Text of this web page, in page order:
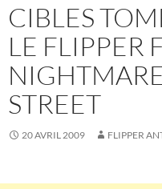
CIBLES
LE FLIPPER
STREET
20 AVRIL 2009 FLIPPER